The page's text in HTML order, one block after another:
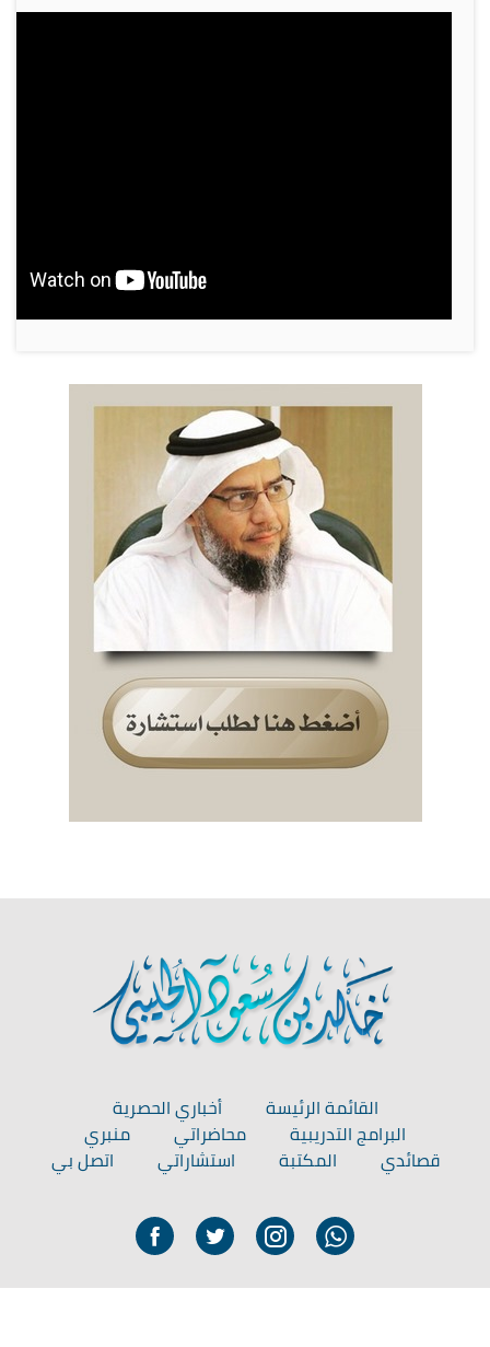
القائمة الرئيسة
أخباري الحصرية
البرامج التدريبية
محاضراتي
منبري
قصائدي
المكتبة استشاراتي اتصل بي